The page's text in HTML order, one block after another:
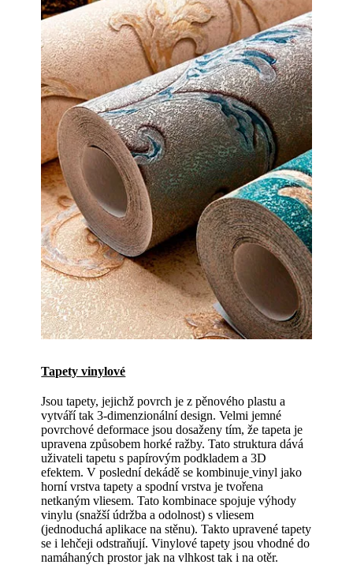
Tapety vinylové
Jsou tapety, jejichž povrch je z pěnového plastu a
vytváří tak 3-dimenzionální design. Velmi jemné
povrchové deformace jsou dosaženy tím, že tapeta je
upravena způsobem horké ražby. Tato struktura dává
uživateli tapetu s papírovým podkladem a 3D
efektem. V poslední dekádě se kombinuje vinyl jako
horní vrstva tapety a spodní vrstva je tvořena
netkaným vliesem. Tato kombinace spojuje výhody
vinylu (snažší údržba a odolnost) s vliesem
(jednoduchá aplikace na stěnu). Takto upravené tapety
se i lehčeji odstraňují. Vinylové tapety jsou vhodné do
namáhaných prostor jak na vlhkost tak i na otěr.